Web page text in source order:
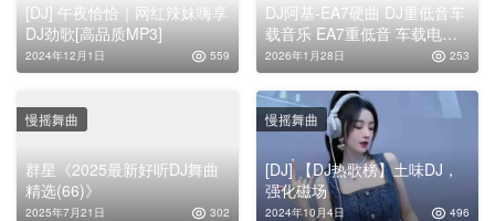
[DJ] 午夜恰恰｜网红辣妹嗨享
DJ劲歌[高品质MP3]
2024年12月1日 559
DJ阿基-EA7硬曲 DJ重低音车
载音乐 EA7重低音 车载电音
低音炮-EP
2026年1月28日 253
群星《2025最新好听DJ舞曲
精选(66)》
2025年7月21日 302
慢摇舞曲
[DJ] 【DJ热歌榜】土味DJ，
强化磁场
2024年10月4日 496
慢摇舞曲